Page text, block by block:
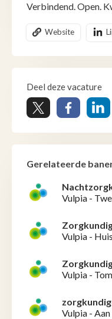
Verbindend. Open.
Website
Deel deze vacature
Gerelateerde
Vulpia -
Vulpia -
Vulpia -
Vulpia -